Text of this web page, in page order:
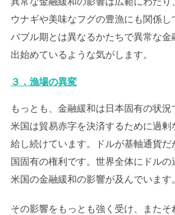
ウナギや美味なフグの豊漁にも関係
バブル期とは異なるかたちで異常な金
出始めているような気がします。
３．漁場の異変
もっとも、金融緩和は日本固有の状況
米国は貿易赤字を決済するために過剰
給し続けています。ドルが基軸通貨だ
国固有の権利です。世界全体にドルの
米国の金融緩和の影響が及んでいます
その影響をもっとも強く受け、またそ